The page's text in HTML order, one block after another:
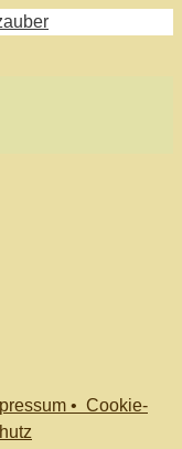
• Cookie-